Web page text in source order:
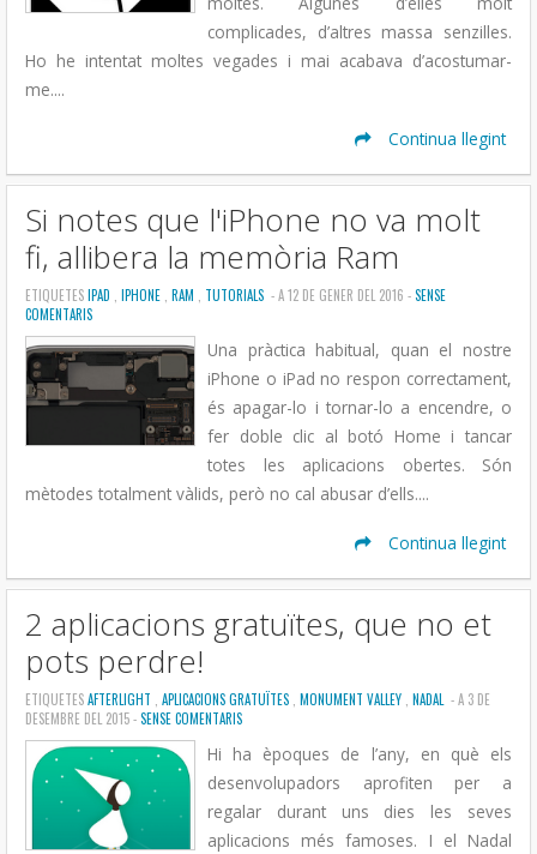
complicades, d’altres massa senzilles.
Ho he intentat moltes vegades i mai acabava d’acostumar-
me....
Continua llegint
Si notes que l'iPhone no va molt
fi, allibera la memòria Ram
ETIQUETESIPAD , IPHONE , RAM , TUTORIALS - A 12 DE GENER DEL 2016 -SENSE
COMENTARIS
Una pràctica habitual, quan el nostre
iPhone o iPad no respon correctament,
és apagar-lo i tornar-lo a encendre, o
fer doble clic al botó Home i tancar
totes les aplicacions obertes. Són
mètodes totalment vàlids, però no cal abusar d’ells....
Continua llegint
2 aplicacions gratuïtes, que no et
pots perdre!
ETIQUETESAFTERLIGHT , APLICACIONS GRATUÏTES , MONUMENT VALLEY , NADAL - A 3 DE
DESEMBRE DEL 2015 -SENSE COMENTARIS
Hi ha èpoques de l’any, en què els
desenvolupadors aprofiten per a
regalar durant uns dies les seves
aplicacions més famoses. I el Nadal